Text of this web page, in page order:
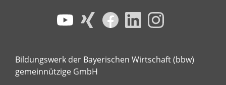
Bildungswerk der Bayerischen Wirtschaft (bbw)
gemeinnützige GmbH